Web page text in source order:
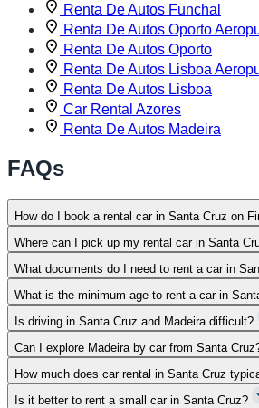
Renta De Autos Funchal
Renta De Autos Oporto
Renta De Autos Oporto
Renta De Autos Lisboa
Renta De Autos Lisboa
Car Rental Azores
Renta De Autos Madeira
FAQs
How do I book a rental car in Santa Cruz on
Where can I pick up my rental car in Santa
What documents do I need to rent a car in
What is the minimum age to rent a car in
Is driving in Santa Cruz and Madeira difficult?
Can I explore Madeira by car from Santa
How much does car rental in Santa Cruz
Is it better to rent a small car in Santa Cruz?